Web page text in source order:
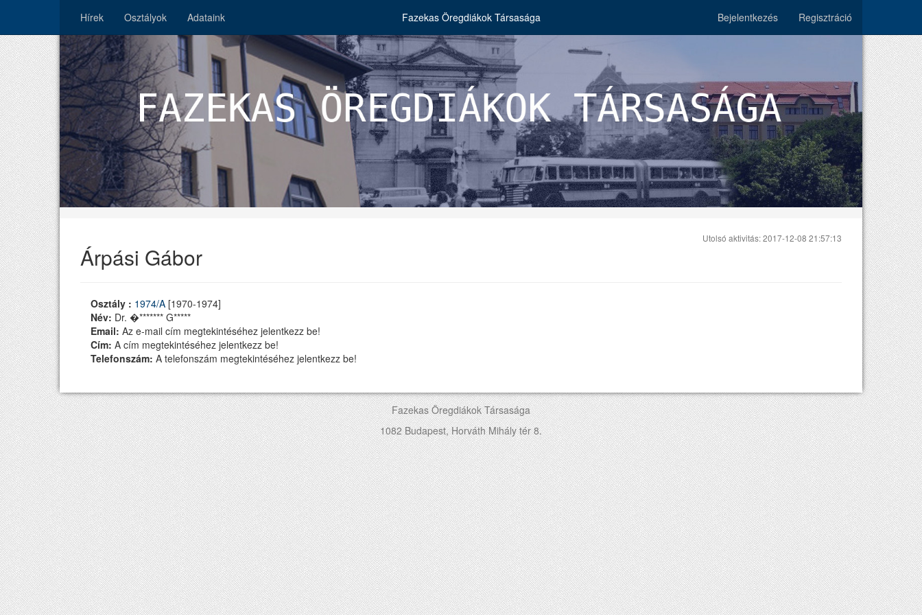
Hírek Osztályok Adataink Fazekas Öregdiákok Társasága Bejelentkezés Regisztráció
Utolsó aktivitás: 2017-12-08 21:57:13
Árpási Gábor
Osztály : 1974/A [1970-1974]
Név: Dr. �******* G*****
Email: Az e-mail cím megtekintéséhez jelentkezz be!
Cím: A cím megtekintéséhez jelentkezz be!
Telefonszám: A telefonszám megtekintéséhez jelentkezz be!
Fazekas Öregdiákok Társasága
1082 Budapest, Horváth Mihály tér 8.